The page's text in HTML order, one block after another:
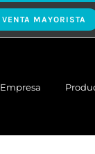
VENTA MAYORISTA
Empresa